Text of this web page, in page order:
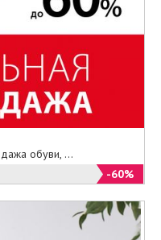
обуви, ...
-60%